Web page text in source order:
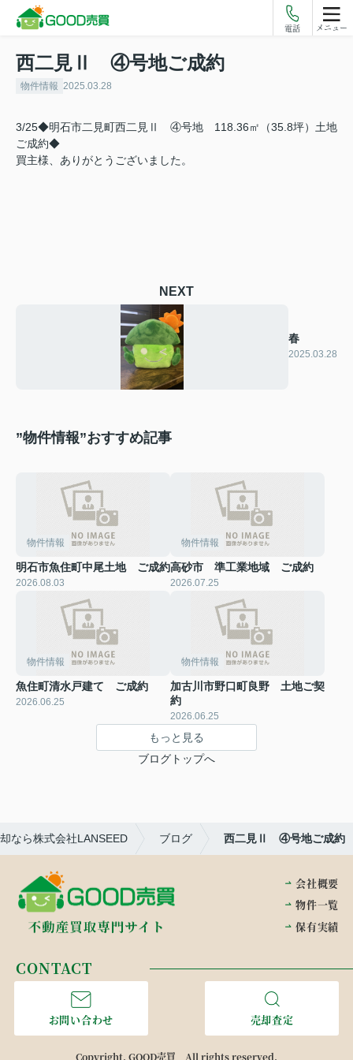
電話 メニュー
西二見Ⅱ ④号地ご成約
物件情報 2025.03.28
3/25◆明石市二見町西二見Ⅱ ④号地 118.36㎡（35.8坪）土地
ご成約◆
買主様、ありがとうございました。
NEXT
春
2025.03.28
”物件情報”おすすめ記事
物件情報
明石市魚住町中尾土地 ご成約
2026.08.03
物件情報
高砂市 準工業地域 ご成約
2026.07.25
物件情報
魚住町清水戸建て ご成約
2026.06.25
物件情報
加古川市野口町良野 土地ご契
約
2026.06.25
もっと見る
ブログトップへ
なら株式会社LANSEED ブログ 西二見Ⅱ ④号地ご成約
会社概要
物件一覧
保有実績
CONTACT
お問い合わせ 売却査定
Copyright. GOOD売買 All rights reserved.